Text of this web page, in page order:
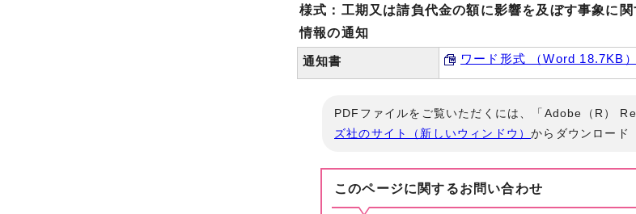
様式：工期又は請負代金の額に影響を及ぼす事象に関
情報の通知
通知書 ワード形式 （Word 18.7KB）
PDFファイルをご覧いただくには、「Adobe（R）
ズ社のサイト（新しいウィンドウ）からダウンロード
このページに関するお問い合わせ